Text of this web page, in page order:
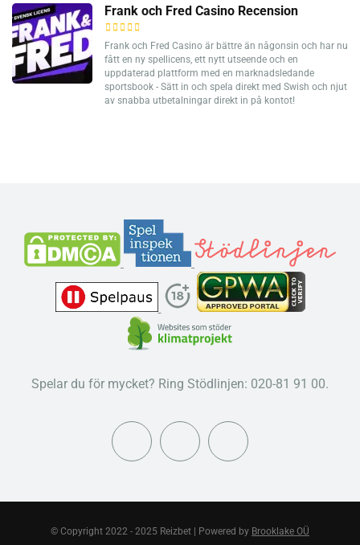
Frank och Fred Casino Recension
Frank och Fred Casino är bättre än någonsin och har nu
fått en ny spellicens, ett nytt utseende och en
uppdaterad plattform med en marknadsledande
sportsbook - Sätt in och spela direkt med Swish och njut
av snabba utbetalningar direkt in på kontot!
Spelar du för mycket? Ring Stödlinjen: 020-81 91 00.
© Copyright 2022 - 2025 Reizbet | Powered by Brooklake OÜ